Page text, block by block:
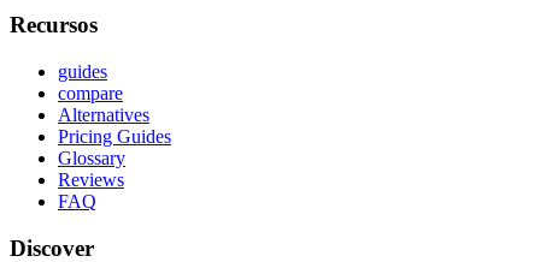
Recursos
guides
compare
Alternatives
Pricing Guides
Glossary
Reviews
FAQ
Discover